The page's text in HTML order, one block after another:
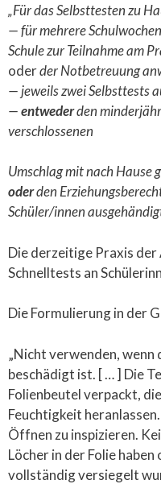
„Für das Selbsttesten zu
— für mehrere
Schule zurTeilnahme am
oderder Notbetreuung
— jeweils zwei Selbsttests
—entwederden
verschlossenen
Umschlag mit nach Hause
oderden
Schüler/innen ausgehä
Die derzeitige Praxis
Schnelltests an
Die Formulierung in der
„Nicht verwenden,
beschädigt ist. [ … ] Die
Folienbeutel verpackt,
Feuchtigkeit
Öffnen zu inspizieren.
Löcher in der Folie
vollständig versiegelt